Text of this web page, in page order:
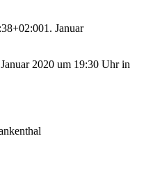
1. Januar
2020 um 19:30 Uhr in